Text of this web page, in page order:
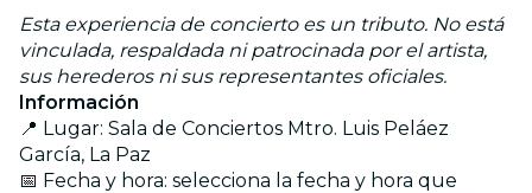
Esta experiencia de concierto es un tributo. No está
vinculada, respaldada ni patrocinada por el artista,
sus herederos ni sus representantes oficiales.
Información
📍 Lugar: Sala de Conciertos Mtro. Luis Peláez
García, La Paz
📅 Fecha y hora: selecciona la fecha y hora que